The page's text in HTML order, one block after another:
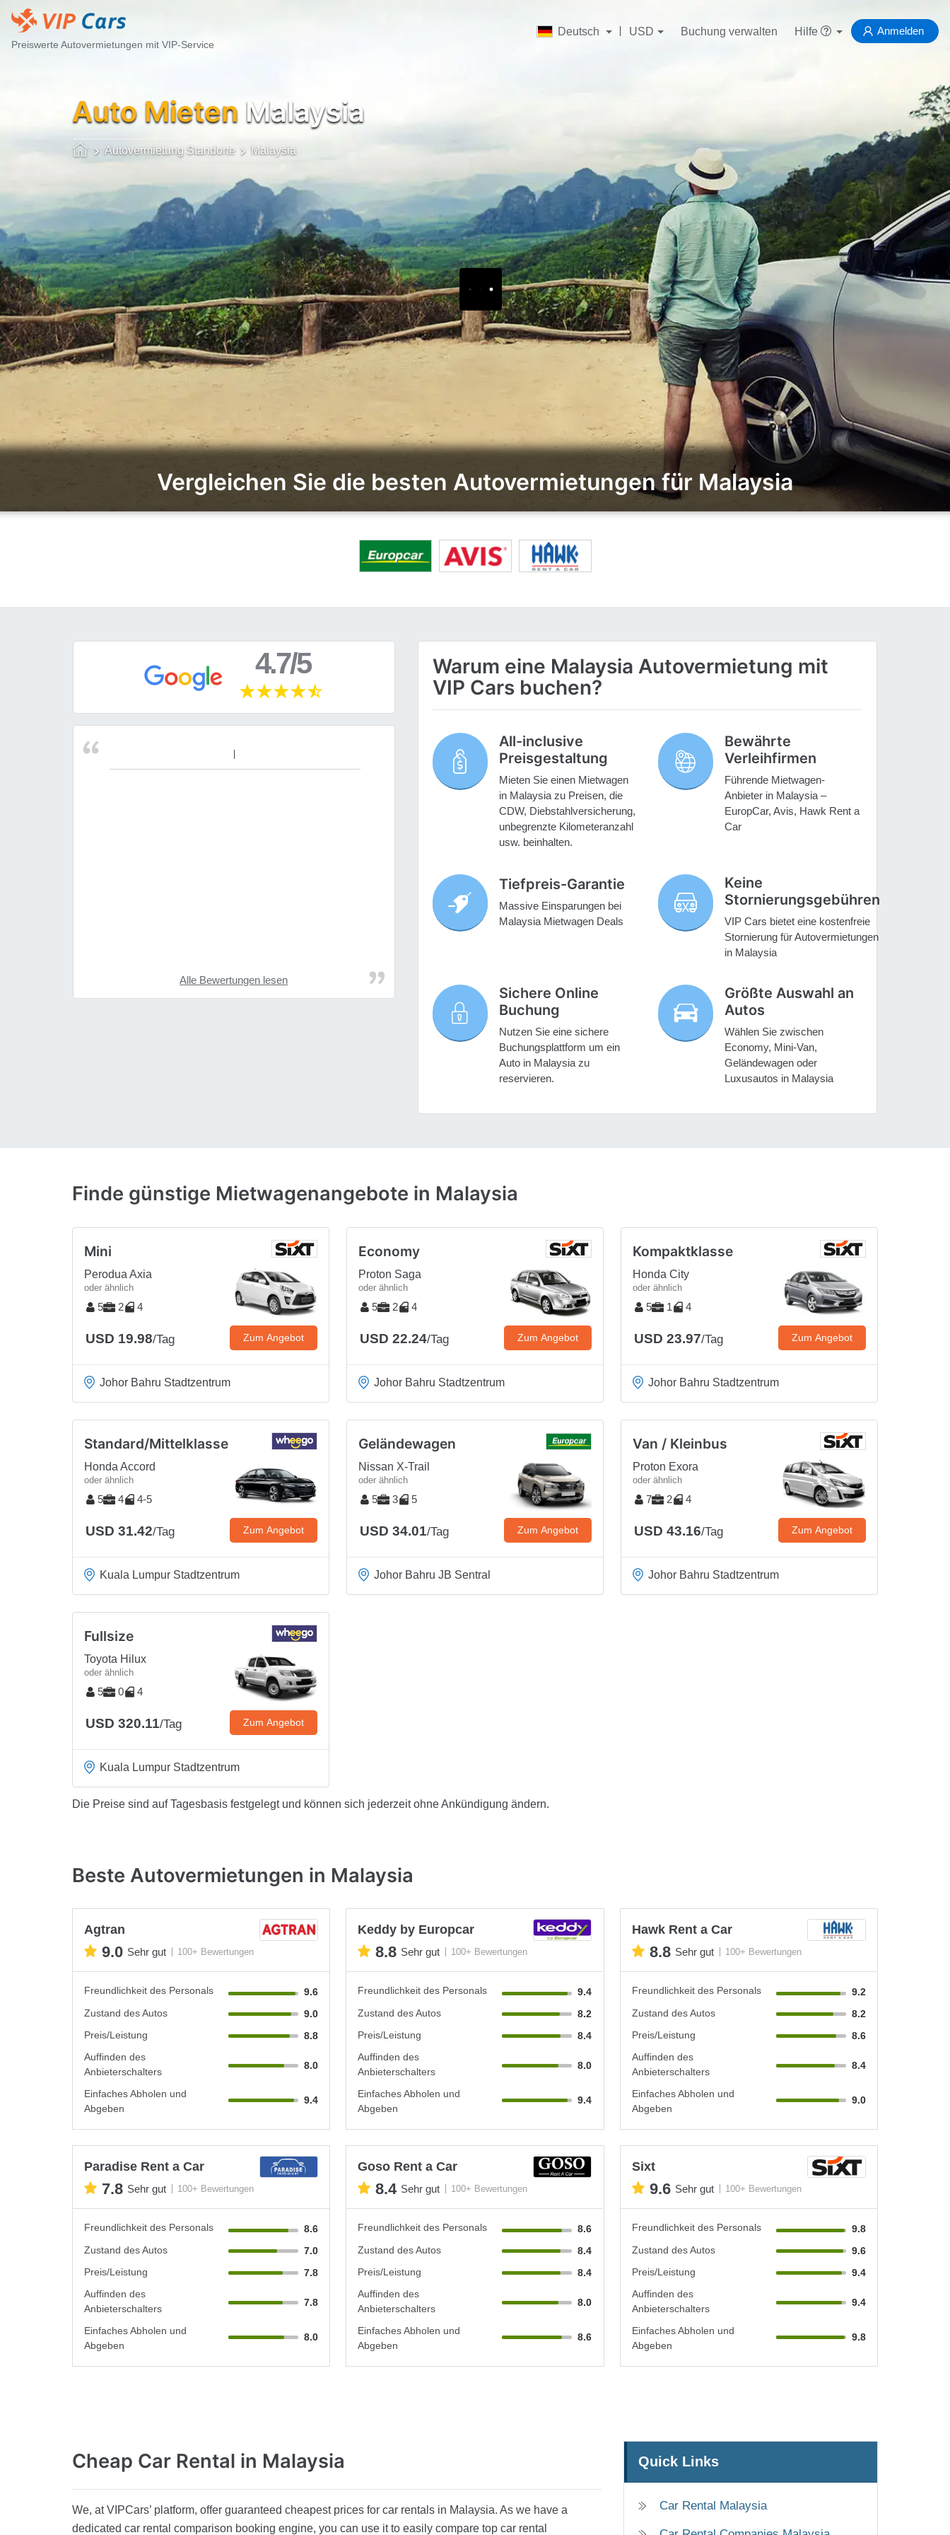
Preiswerte Autovermietungen mit VIP-Service
Deutsch USD Buchung verwalten Hilfe Anmelden
Auto Mieten Malaysia
Autovermietung Standorte Malaysia
Vergleichen Sie die besten Autovermietungen für Malaysia
4.7/5
Alle Bewertungen lesen
Warum eine Malaysia Autovermietung mit
VIP Cars buchen?
All-inclusive
Preisgestaltung
Mieten Sie einen Mietwagen
in Malaysia zu Preisen, die
CDW, Diebstahlversicherung,
unbegrenzte Kilometeranzahl
usw. beinhalten.
Bewährte
Verleihfirmen
Führende Mietwagen-
Anbieter in Malaysia –
EuropCar, Avis, Hawk Rent a
Car
Tiefpreis-Garantie
Massive Einsparungen bei
Malaysia Mietwagen Deals
Keine
Stornierungsgebühren
VIP Cars bietet eine kostenfreie
Stornierung für Autovermietungen
in Malaysia
Sichere Online
Buchung
Nutzen Sie eine sichere
Buchungsplattform um ein
Auto in Malaysia zu
reservieren.
Größte Auswahl an
Autos
Wählen Sie zwischen
Economy, Mini-Van,
Geländewagen oder
Luxusautos in Malaysia
Finde günstige Mietwagenangebote in Malaysia
Mini
Perodua Axia
oder ähnlich
5 2 4
USD 19.98/Tag Zum Angebot
Johor Bahru Stadtzentrum
Economy
Proton Saga
oder ähnlich
5 2 4
USD 22.24/Tag Zum Angebot
Johor Bahru Stadtzentrum
Kompaktklasse
Honda City
oder ähnlich
5 1 4
USD 23.97/Tag Zum Angebot
Johor Bahru Stadtzentrum
Standard/Mittelklasse
Honda Accord
oder ähnlich
5 4 4-5
USD 31.42/Tag Zum Angebot
Kuala Lumpur Stadtzentrum
Geländewagen
Nissan X-Trail
oder ähnlich
5 3 5
USD 34.01/Tag Zum Angebot
Johor Bahru JB Sentral
Van / Kleinbus
Proton Exora
oder ähnlich
7 2 4
USD 43.16/Tag Zum Angebot
Johor Bahru Stadtzentrum
Fullsize
Toyota Hilux
oder ähnlich
5 0 4
USD 320.11/Tag Zum Angebot
Kuala Lumpur Stadtzentrum
Die Preise sind auf Tagesbasis festgelegt und können sich jederzeit ohne Ankündigung ändern.
Beste Autovermietungen in Malaysia
Agtran
9.0 Sehr gut 100+ Bewertungen
Freundlichkeit des Personals
9.6
Zustand des Autos
9.0
Preis/Leistung
8.8
Auffinden des
Anbieterschalters
8.0
Einfaches Abholen und
Abgeben
9.4
Keddy by Europcar
8.8 Sehr gut 100+ Bewertungen
Freundlichkeit des Personals
9.4
Zustand des Autos
8.2
Preis/Leistung
8.4
Auffinden des
Anbieterschalters
8.0
Einfaches Abholen und
Abgeben
9.4
Hawk Rent a Car
8.8 Sehr gut 100+ Bewertungen
Freundlichkeit des Personals
9.2
Zustand des Autos
8.2
Preis/Leistung
8.6
Auffinden des
Anbieterschalters
8.4
Einfaches Abholen und
Abgeben
9.0
Paradise Rent a Car
7.8 Sehr gut 100+ Bewertungen
Freundlichkeit des Personals
8.6
Zustand des Autos
7.0
Preis/Leistung
7.8
Auffinden des
Anbieterschalters
7.8
Einfaches Abholen und
Abgeben
8.0
Goso Rent a Car
8.4 Sehr gut 100+ Bewertungen
Freundlichkeit des Personals
8.6
Zustand des Autos
8.4
Preis/Leistung
8.4
Auffinden des
Anbieterschalters
8.0
Einfaches Abholen und
Abgeben
8.6
Sixt
9.6 Sehr gut 100+ Bewertungen
Freundlichkeit des Personals
9.8
Zustand des Autos
9.6
Preis/Leistung
9.4
Auffinden des
Anbieterschalters
9.4
Einfaches Abholen und
Abgeben
9.8
Quick Links
Car Rental Malaysia
Cheap Car Rental in Malaysia
We, at VIPCars’ platform, offer guaranteed cheapest prices for car rentals in Malaysia. As we have a
dedicated car rental comparison booking engine, you can use it to easily compare top car rental